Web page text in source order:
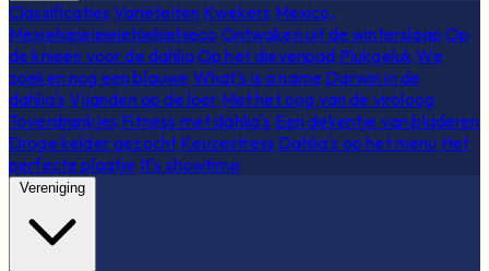
Classificaties Variëteiten Kwekers Mexico,
Mexiehieieieieiehiehiehieco Ontwaken uit de winterslaap Op
de knieën voor de dahliaOp het dievenpad Plukgeluk We
zoeken nog een blauwe What's is a name Darwin in de
dahlia's Vijanden op de loer Met het oog van de viroloog
Toverdrankjes Fitness met dahlia's Een dekentje van bladeren
Droge kelder gezocht Keuzestress Dahlia's op het menu Het
perfecte plaatje It's showtime
Vereniging